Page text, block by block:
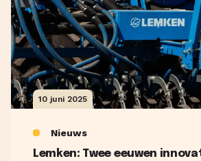
10 juni 2025
Nieuws
Lemken: Twee eeuwen